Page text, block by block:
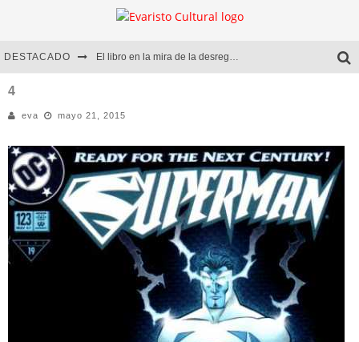
DESTACADO El libro en la mira de la desregulación
Diego Meret | Hotel Acapulco
Alejandra Correa | La nieve
4
eva mayo 21, 2015